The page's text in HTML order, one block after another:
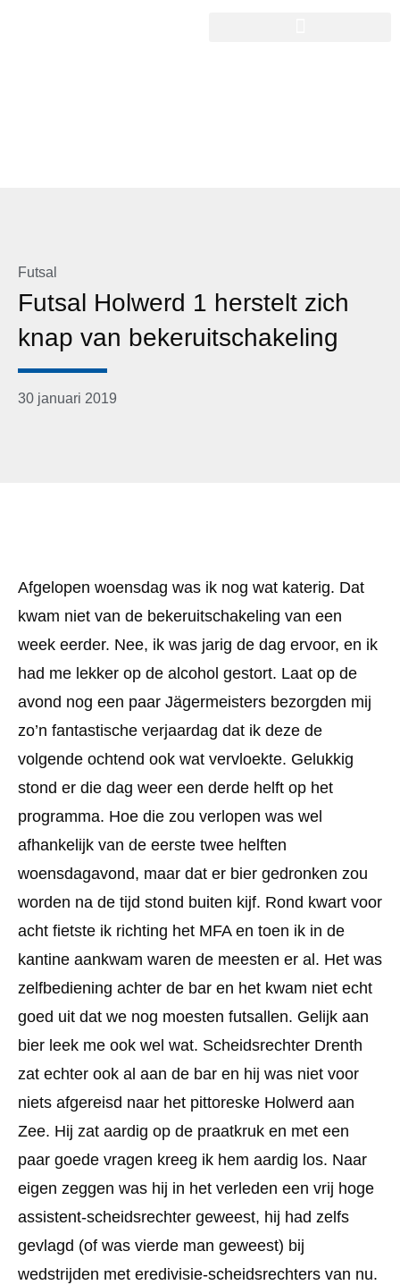
Futsal
Futsal Holwerd 1 herstelt zich
knap van bekeruitschakeling
30 januari 2019
Afgelopen woensdag was ik nog wat katerig. Dat
kwam niet van de bekeruitschakeling van een
week eerder. Nee, ik was jarig de dag ervoor, en ik
had me lekker op de alcohol gestort. Laat op de
avond nog een paar Jägermeisters bezorgden mij
zo’n fantastische verjaardag dat ik deze de
volgende ochtend ook wat vervloekte. Gelukkig
stond er die dag weer een derde helft op het
programma. Hoe die zou verlopen was wel
afhankelijk van de eerste twee helften
woensdagavond, maar dat er bier gedronken zou
worden na de tijd stond buiten kijf. Rond kwart voor
acht fietste ik richting het MFA en toen ik in de
kantine aankwam waren de meesten er al. Het was
zelfbediening achter de bar en het kwam niet echt
goed uit dat we nog moesten futsallen. Gelijk aan
bier leek me ook wel wat. Scheidsrechter Drenth
zat echter ook al aan de bar en hij was niet voor
niets afgereisd naar het pittoreske Holwerd aan
Zee. Hij zat aardig op de praatkruk en met een
paar goede vragen kreeg ik hem aardig los. Naar
eigen zeggen was hij in het verleden een vrij hoge
assistent-scheidsrechter geweest, hij had zelfs
gevlagd (of was vierde man geweest) bij
wedstrijden met eredivisie-scheidsrechters van nu.